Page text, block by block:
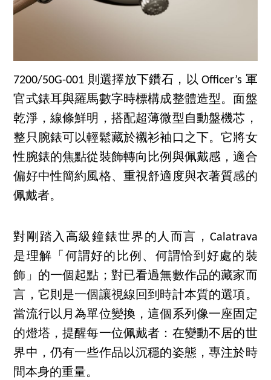
7200/50G-001 則選擇放下鑽石，以 Officer’s 軍
官式錶耳與羅馬數字時標構成整體造型。面盤
乾淨，線條鮮明，搭配超薄微型自動盤機芯，
整只腕錶可以輕鬆藏於襯衫袖口之下。它將女
性腕錶的焦點從裝飾轉向比例與佩戴感，適合
偏好中性簡約風格、重視舒適度與衣著質感的
佩戴者。
對剛踏入高級鐘錶世界的人而言，Calatrava
是理解「何謂好的比例、何謂恰到好處的裝
飾」的一個起點；對已看過無數作品的藏家而
言，它則是一個讓視線回到時計本質的選項。
當流行以月為單位變換，這個系列像一座固定
的燈塔，提醒每一位佩戴者：在變動不居的世
界中，仍有一些作品以沉穩的姿態，專注於時
間本身的重量。